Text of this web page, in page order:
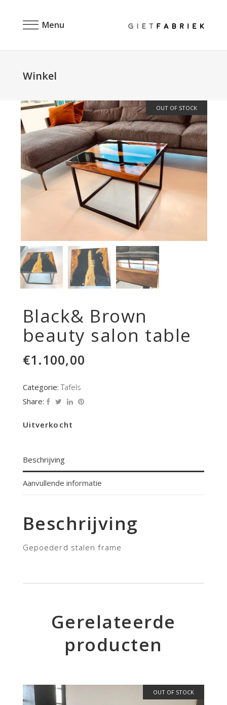
Menu
Winkel
OUT OF STOCK
Black& Brown
beauty salon table
€1.100,00
Categorie:Tafels
Share:
Uitverkocht
Beschrijving
Aanvullende informatie
Beschrijving
Gepoederd stalen frame
Gerelateerde
producten
OUT OF STOCK